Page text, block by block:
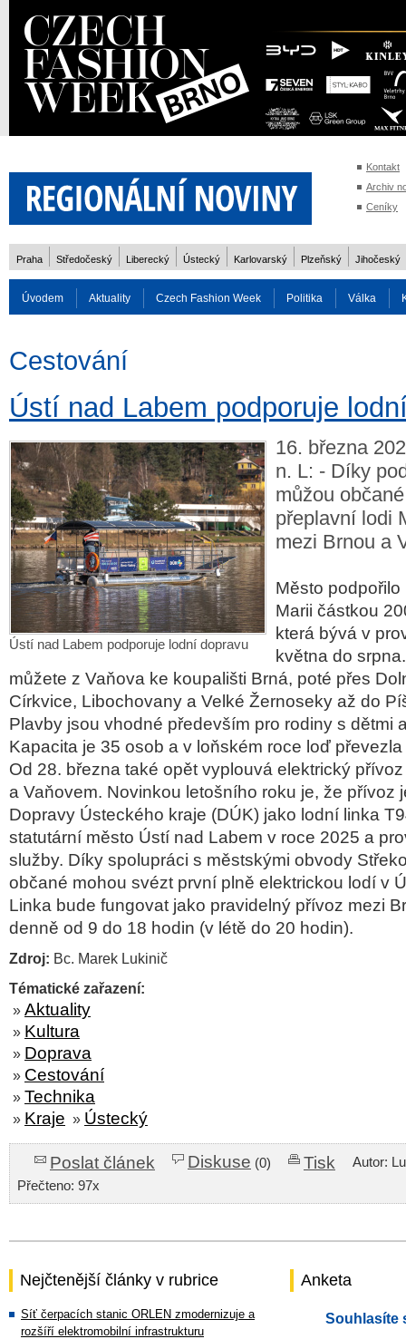
Kontakt
Archiv
Ceníky
Praha Středočeský Liberecký Ústecký Karlovarský Plzeňský Jihočeský
Úvodem Aktuality Czech Fashion Week Politika Válka
Rozhovory
Cestování
Ústí nad Labem podporuje
Ústí nad Labem podporuje lodní dopravu
16. března
n. L: - Díky
můžou
přeplavní lodi
mezi Brnou a
Město
Marii částkou
která bývá v
května do
můžete z Vaňova ke koupališti Brná, poté přes
Církvice, Libochovany a Velké Žernoseky až do
Plavby jsou vhodné především pro rodiny s dětmi
Kapacita je 35 osob a v loňském roce loď
Od 28. března také opět vyplouvá elektrický
a Vaňovem. Novinkou letošního roku je, že přívoz
Dopravy Ústeckého kraje (DÚK) jako lodní linka
statutární město Ústí nad Labem v roce 2025 a
služby. Díky spolupráci s městskými obvody
občané mohou svézt první plně elektrickou lodí v
Linka bude fungovat jako pravidelný přívoz mezi
denně od 9 do 18 hodin (v létě do 20 hodin).
Zdroj: Bc. Marek Lukinič
Tématické zařazení:
» Aktuality
» Kultura
» Doprava
» Cestování
» Technika
» Kraje » Ústecký
Poslat článek Diskuse (0) Tisk
Autor:
Přečteno: 97x
Nejčtenější články v rubrice
Síť čerpacích stanic ORLEN zmodernizuje a
rozšíří elektromobilní infrastrukturu
Anketa
Souhlasíte